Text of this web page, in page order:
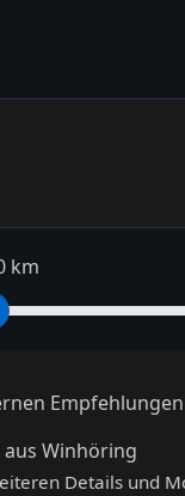
km
Winhöring
Details und